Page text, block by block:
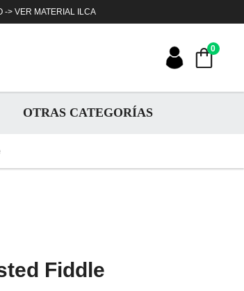
-> VER MATERIAL ILCA
0
OTRAS CATEGORÍAS
Fiddle